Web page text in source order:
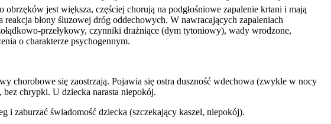
jest większa, częściej chorują na podgłośniowe zapalenie krtani i mają
błony śluzowej dróg oddechowych. W nawracających zapaleniach
przełykowy, czynniki drażniące (dym tytoniowy), wady wrodzone,
o charakterze psychogennym.
chorobowe się zaostrzają. Pojawia się ostra duszność wdechowa (zwykle w nocy
bez chrypki. U dziecka narasta niepokój.
i zaburzać świadomość dziecka (szczekający kaszel, niepokój).